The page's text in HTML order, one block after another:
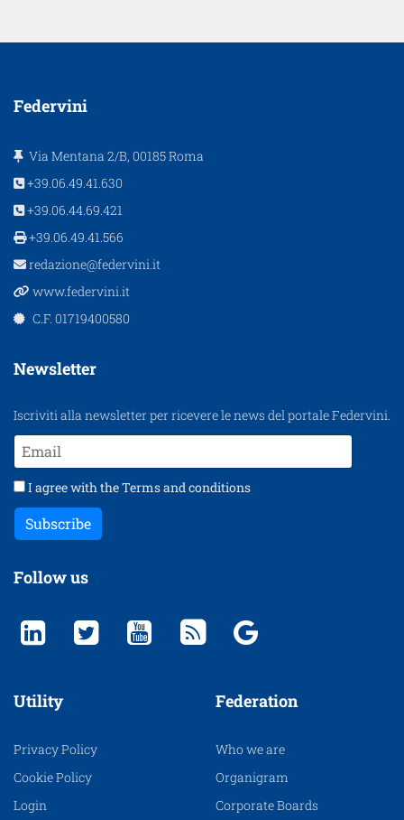
Federvini
Via Mentana 2/B, 00185 Roma
+39.06.49.41.630
+39.06.44.69.421
+39.06.49.41.566
redazione@federvini.it
www.federvini.it
C.F. 01719400580
Newsletter
Iscriviti alla newsletter per ricevere le news del portale Federvini.
I agree with theTerms and conditions
Subscribe
Follow us
Utility
Privacy Policy
Cookie Policy
Login
Federation
Who we are
Organigram
Corporate Boards